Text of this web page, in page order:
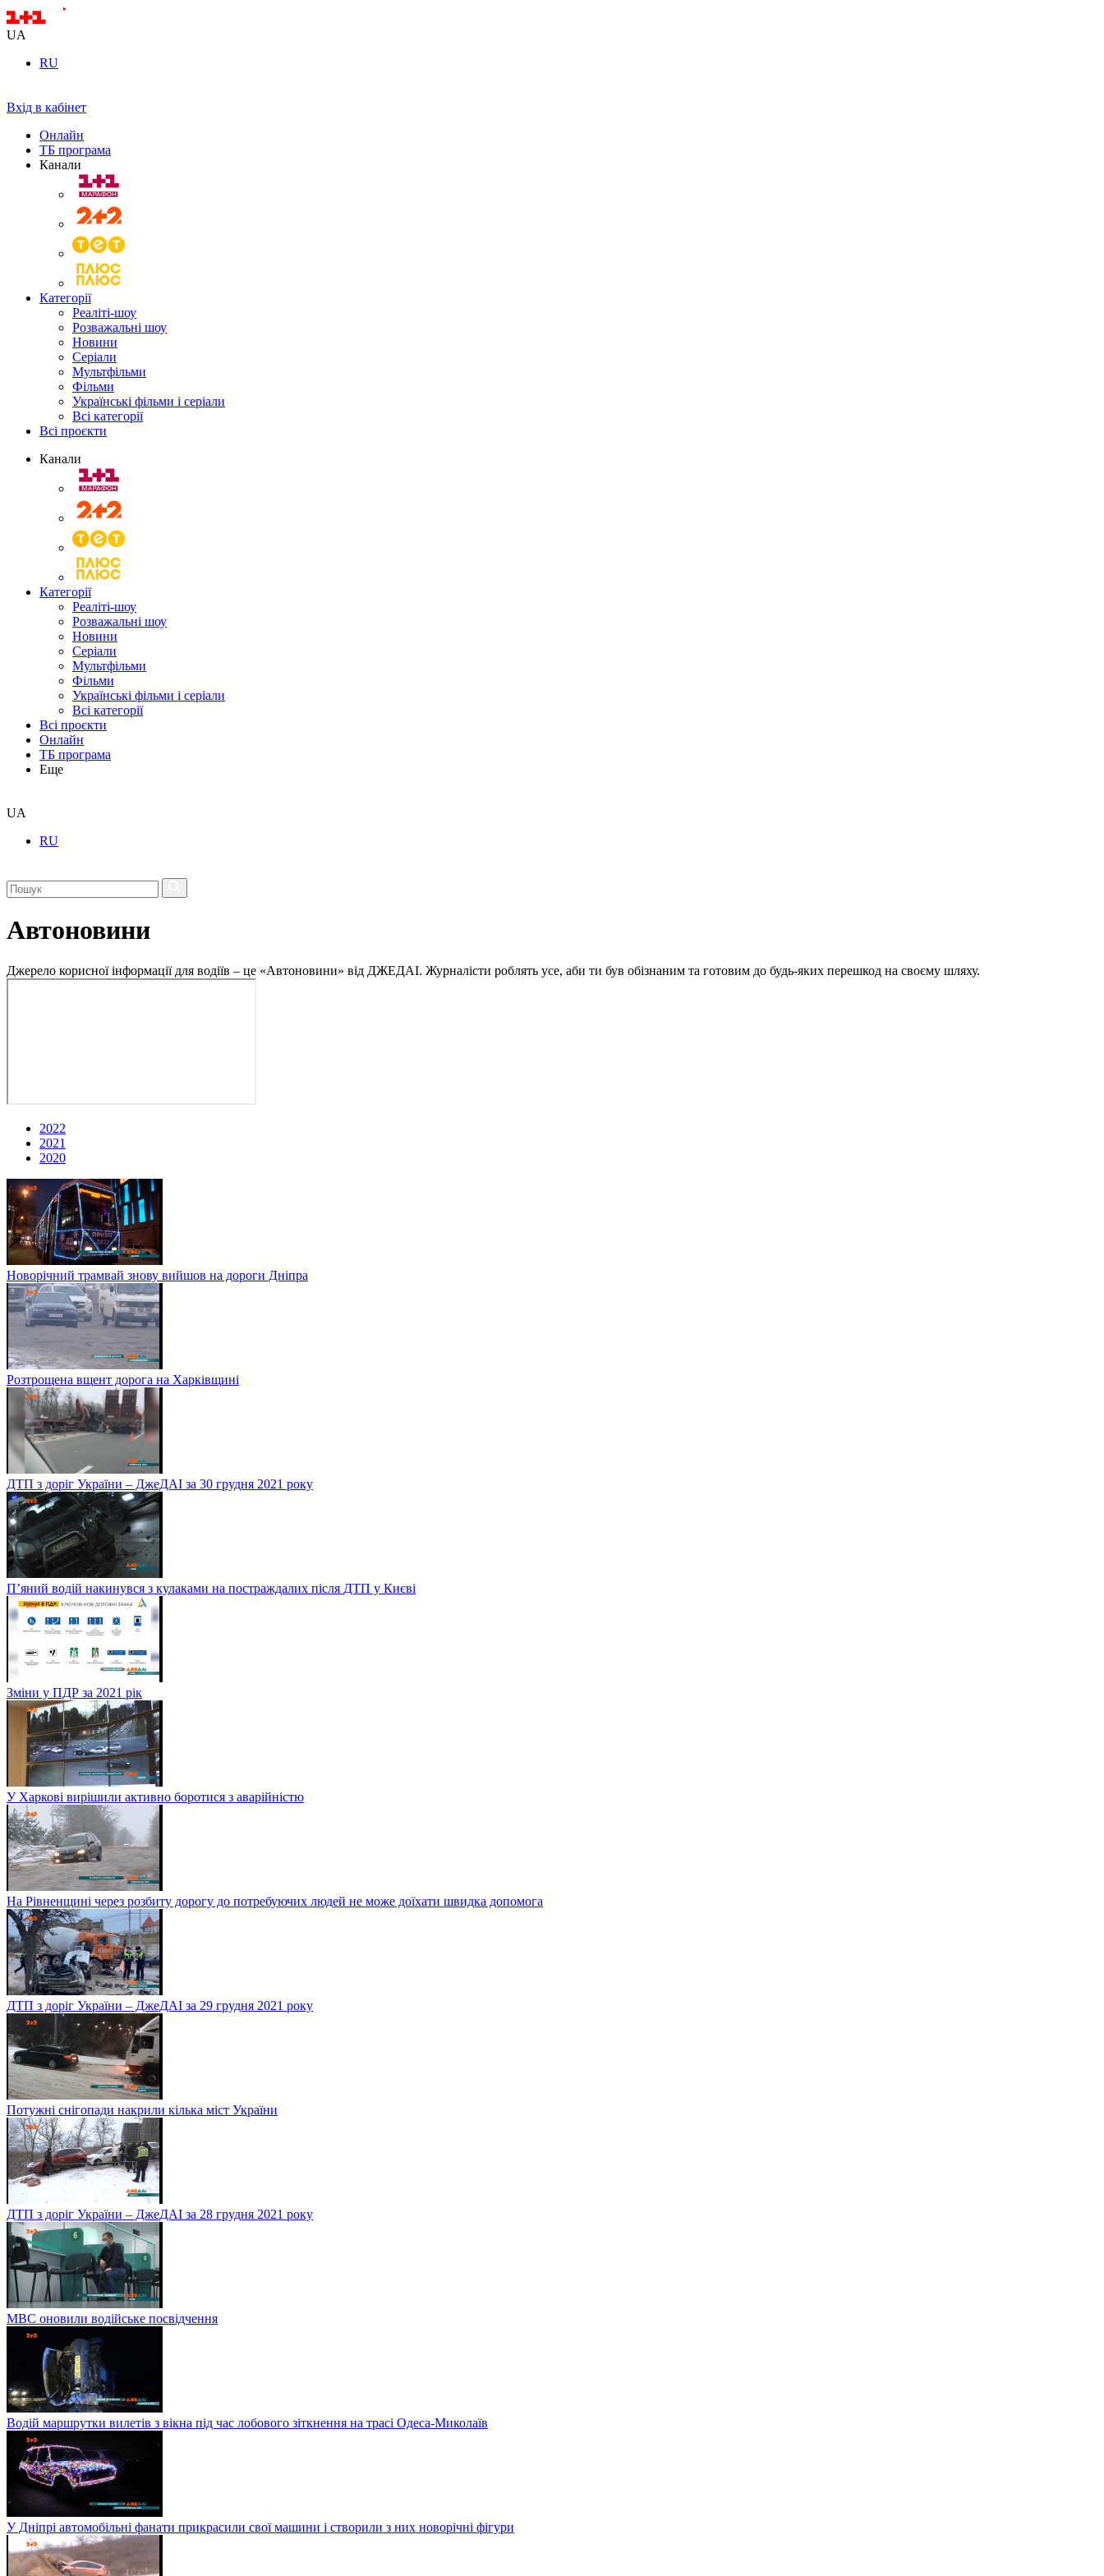
UA
RU
Вхід в кабінет
Онлайн
ТБ програма
Канали
Категорії
Реаліті-шоу
Розважальні шоу
Новини
Серіали
Мультфільми
Фільми
Українські фільми і серіали
Всі категорії
Всі проєкти
Канали
Категорії
Реаліті-шоу
Розважальні шоу
Новини
Серіали
Мультфільми
Фільми
Українські фільми і серіали
Всі категорії
Всі проєкти
Онлайн
ТБ програма
Еще
UA
RU
Автоновини
Джерело корисної інформації для водіїв – це «Автоновини» від ДЖЕДАІ. Журналісти роблять усе, аби ти був обізнаним та готовим до будь-яких перешкод на своєму шляху.
2022
2021
2020
Новорічний трамвай знову вийшов на дороги Дніпра
Розтрощена вщент дорога на Харківщині
ДТП з доріг України – ДжеДАІ за 30 грудня 2021 року
П’яний водій накинувся з кулаками на постраждалих після ДТП у Києві
Зміни у ПДР за 2021 рік
У Харкові вирішили активно боротися з аварійністю
На Рівненщині через розбиту дорогу до потребуючих людей не може доїхати швидка допомога
ДТП з доріг України – ДжеДАІ за 29 грудня 2021 року
Потужні снігопади накрили кілька міст України
ДТП з доріг України – ДжеДАІ за 28 грудня 2021 року
МВС оновили водійське посвідчення
Водій маршрутки вилетів з вікна під час лобового зіткнення на трасі Одеса-Миколаїв
У Дніпрі автомобільні фанати прикрасили свої машини і створили з них новорічні фігури